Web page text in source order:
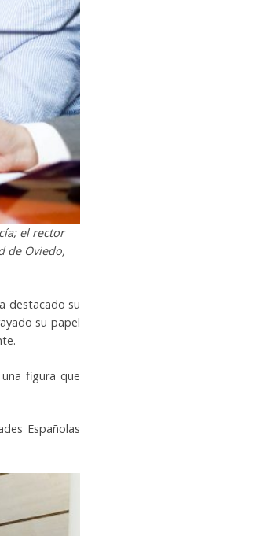
el rector
de Oviedo,
destacado su
su papel
figura que
Españolas